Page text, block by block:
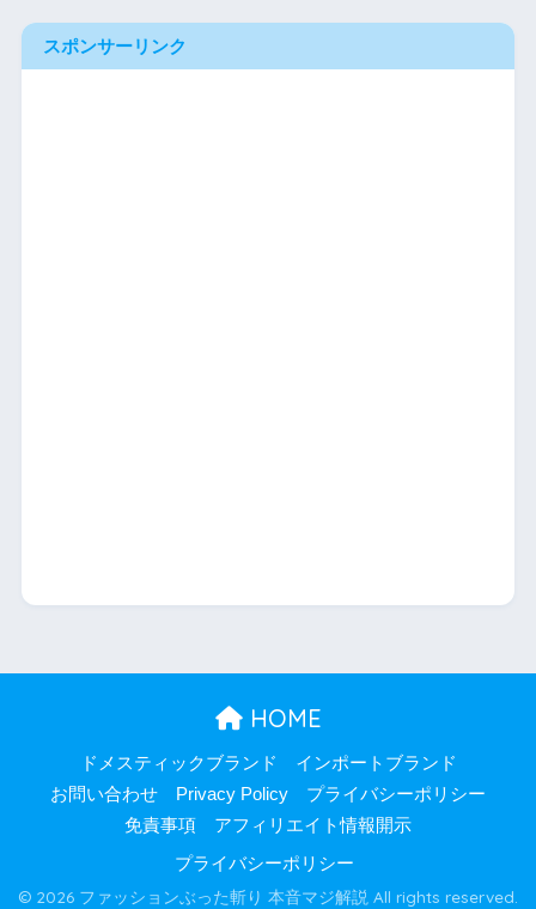
スポンサーリンク
HOME
ドメスティックブランド
インポートブランド
お問い合わせ
Privacy Policy
プライバシーポリシー
免責事項
アフィリエイト情報開示
プライバシーポリシー
© 2026 ファッションぶった斬り 本音マジ解説 All rights reserved.